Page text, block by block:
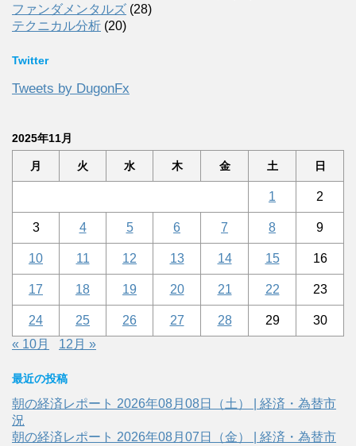
ファンダメンタルズ (28)
テクニカル分析 (20)
Twitter
Tweets by DugonFx
2025年11月
月 火 水 木 金 土 日
1 2
3 4 5 6 7 8 9
10 11 12 13 14 15 16
17 18 19 20 21 22 23
24 25 26 27 28 29
30
« 10月
12月 »
最近の投稿
朝の経済レポート 2026年08月08日（土） | 経済・為替市
況
朝の経済レポート 2026年08月07日（金） | 経済・為替市